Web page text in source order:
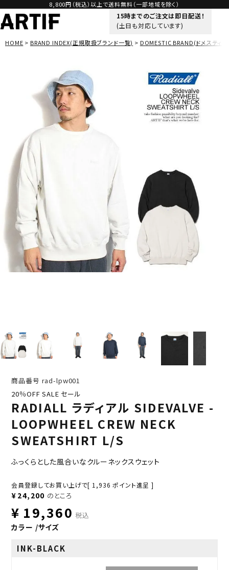
8,800円（税込）以上で送料無料（一部地域を除く）
15時までのご注文は即日配送！
(土日も対応しています)
HOME BRAND INDEX(正規取扱ブランド一覧) DOMESTIC BRAND(ドメスティッ
商品番号 rad-lpw001
20％OFF SALE セール
RADIALL ラディアル SIDEVALVE -
LOOPWHEEL CREW NECK
SWEATSHIRT L/S
ふっくらとした風合いなクルーネックスウェット
会員登録してお買い上げで[ 1,936 ポイント進呈 ]
¥ 24,200 のところ
¥ 19,360 税込
カラー サイズ
INK-BLACK